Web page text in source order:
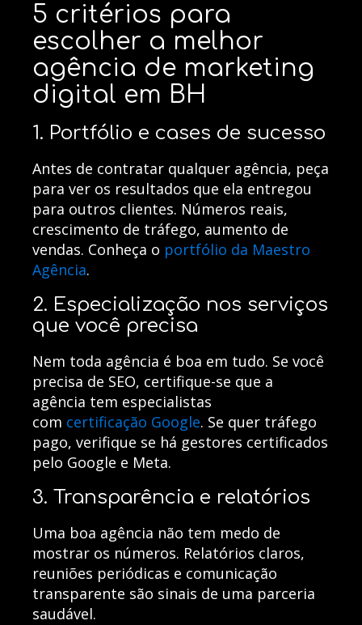
5 critérios para
escolher a melhor
agência de marketing
digital em BH
1. Portfólio e cases de sucesso
Antes de contratar qualquer agência, peça
para ver os resultados que ela entregou
para outros clientes. Números reais,
crescimento de tráfego, aumento de
vendas. Conheça o portfólio da Maestro
Agência.
2. Especialização nos serviços
que você precisa
Nem toda agência é boa em tudo. Se você
precisa de SEO, certifique-se que a
agência tem especialistas
com certificação Google. Se quer tráfego
pago, verifique se há gestores certificados
pelo Google e Meta.
3. Transparência e relatórios
Uma boa agência não tem medo de
mostrar os números. Relatórios claros,
reuniões periódicas e comunicação
transparente são sinais de uma parceria
saudável.